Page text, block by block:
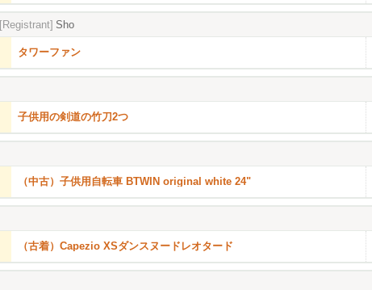
[Registrant] Sho
タワーファン
子供用の剣道の竹刀2つ
（中古）子供用自転車 BTWIN original white 24"
（古着）Capezio XSダンスヌードレオタード